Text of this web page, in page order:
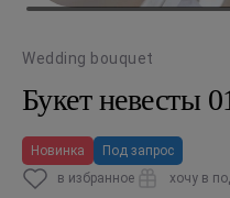
Wedding bouquet
Букет невесты
Новинка
Под запрос
в избранное
хочу в